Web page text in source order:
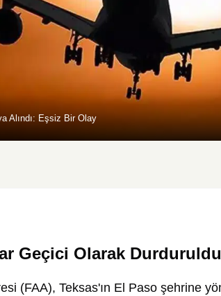
Alındı: Eşsiz Bir Olay
Geçici Olarak Durduruldu
(FAA), Teksas'ın El Paso şehrine